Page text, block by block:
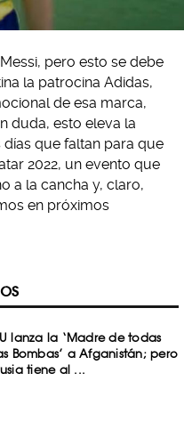
pero esto se debe
la patrocina Adidas,
de esa marca,
duda, esto eleva la
que faltan para que
2022, un evento que
a la cancha y, claro,
en próximos
lanza la ‘Madre de todas
Bombas’ a Afganistán; pero
tiene al ...